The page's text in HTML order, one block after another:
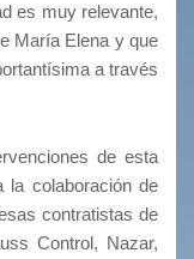
es muy relevante,
María Elena y que
a través
de esta
la colaboración de
contratistas de
Control, Nazar,